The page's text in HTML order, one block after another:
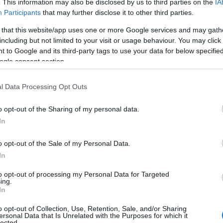
This information may also be disclosed by us to third parties on the
Participants that may further disclose it to other third parties.
that this website/app uses one or more Google services and may
but not limited to your visit or usage behaviour. You may
to Google and its third-party tags to use your data for below
consent section.
Data Processing Opt Outs
opt-out of the Sharing of my personal data.
opt-out of the Sale of my Personal Data.
opt-out of processing my Personal Data for Targeted
opt-out of Collection, Use, Retention, Sale, and/or Sharing
Data that Is Unrelated with the Purposes for which it
νομοσχεδίου «Mέτρα αντιμετώπισης της
διαθέσιμου εισοδήματος των πολιτών,
ρυθμίσεις για τον εξωδικαστικό
ρυθμίσεις Δημοσίου, ρυθμίσεις
Παιγνίων και βελτίωση του πλαισίου
Ακινήτων Δημοσίου Ανώνυμη
ότι το επίδομα θα καταβληθεί σε
κριτήρια, στον τραπεζικό
εφαρμογή myAADE και χωρίς να
σε ξεχωριστή πλατφόρμα για το σκοπό
το υπό διαβούλευση νομοσχέδιο,